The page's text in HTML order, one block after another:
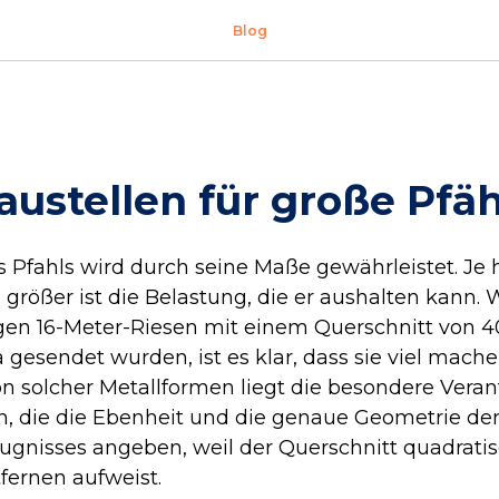
Blog
für große
Pfahls wird durch seine Maße gewährleistet. Je
größer ist die Belastung, die er aushalten kann.
16-Meter-Riesen mit einem Querschnitt von
gesendet wurden, ist es klar, dass sie viel
solcher Metallformen liegt die besondere
die die Ebenheit und die genaue Geometrie
angeben, weil der Querschnitt
aufweist.